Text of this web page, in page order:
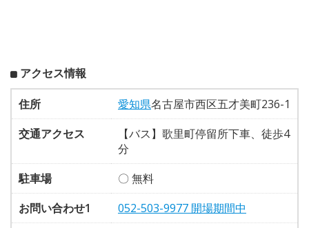
アクセス情報
住所 愛知県名古屋市西区五才美町236-1
交通アクセス
【バス】歌里町停留所下車、徒歩4
分
駐車場
〇 無料
お問い合わせ1
052-503-9977 開場期間中